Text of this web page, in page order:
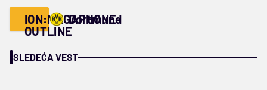
ION:MEGAPHONE-
OUTLINE
Dortmund
SLEDEĆA VEST